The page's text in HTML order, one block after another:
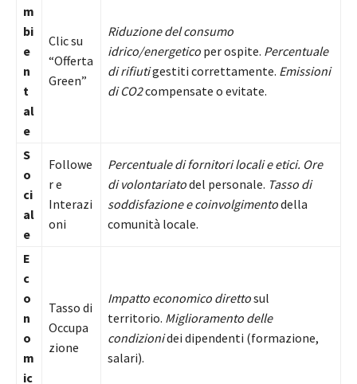
m
bi
e
n
t
al
e
Clic su
“Offerta
Green”
Riduzione del consumo
idrico/energetico per ospite. Percentuale
di rifiutigestiti correttamente. Emissioni
di CO2compensate o evitate.
S
o
ci
al
e
Followe
r e
Interazi
oni
Percentuale di fornitori locali e etici. Ore
di volontariatodel personale. Tasso di
soddisfazione e coinvolgimentodella
comunità locale.
E
c
o
n
o
m
ic
Tasso di
Occupa
zione
Impatto economico direttosul
territorio. Miglioramento delle
condizionidei dipendenti (formazione,
salari).